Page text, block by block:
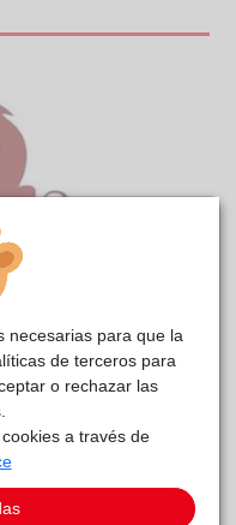
de acogida
necesarias para que la
de terceros para
o rechazar las
a través de